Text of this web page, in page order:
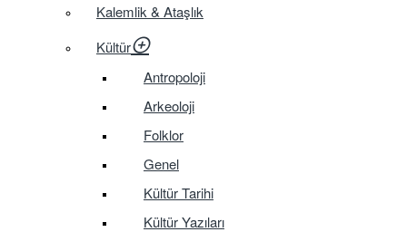
Kalemlik & Ataşlık
Kültür
Antropoloji
Arkeoloji
Folklor
Genel
Kültür Tarihi
Kültür Yazıları